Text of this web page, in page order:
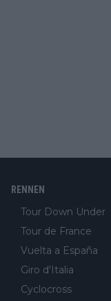
RENNEN
Tour Down Under
Tour de France
Vuelta a España
Giro d'Italia
Cyclocross